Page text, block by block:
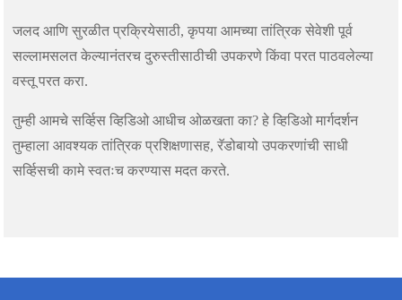
जलद आणि सुरळीत प्रक्रियेसाठी, कृपया आमच्या तांत्रिक सेवेशी पूर्व
सल्लामसलत केल्यानंतरच दुरुस्तीसाठीची उपकरणे किंवा परत पाठवलेल्या
वस्तू परत करा.
तुम्ही आमचे सर्व्हिस व्हिडिओ आधीच ओळखता का? हे व्हिडिओ मार्गदर्शन
तुम्हाला आवश्यक तांत्रिक प्रशिक्षणासह, रॅडोबायो उपकरणांची साधी
सर्व्हिसची कामे स्वतःच करण्यास मदत करते.